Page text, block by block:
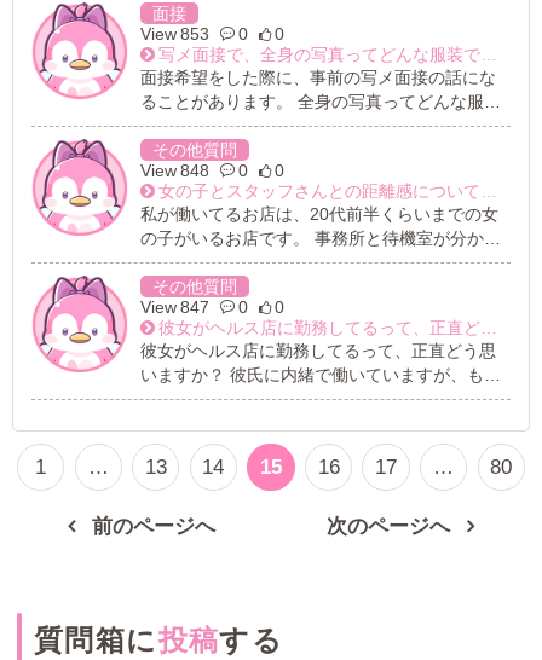
つも大事に扱っているので、毛玉や埃や汚れ等
ほぼ無く、シワや臭いもないなので、清潔感だ
けはめっちゃあります。 私のような服装でも、
面接に受かりますか？
で一日に相手する人数を決めることはできるの
でしょうか？
面接
853
0
0
写メ面接で、全身の写真ってどんな服装で撮った方がいいのでしょうか？
面接希望をした際に、事前の写メ面接の話にな
ることがあります。 全身の写真ってどんな服装
で撮った方がいいのでしょうか？
その他質問
848
0
0
女の子とスタッフさんとの距離感について教えてください。
私が働いてるお店は、20代前半くらいまでの女
の子がいるお店です。 事務所と待機室が分かれ
ているので、用事が無い限りスタッフさんの邪
魔をしたくないので待機室にいるようにしてい
ます。 何度かスタッフさんに聞きたいの事があ
ったりして事務所に行くときがあるんですが、
かまってちゃんな新人さんがスタッフさんの膝
の上に座っていたり、スタッフさんの椅子に座
てるので相談もしに行きづらいんです。 その子
が事務所に居ると、他の子も一切喋らないよう
な、呆れたような感じの空気感があるので、私
てるのかなとも思うのですが…… お店としては
か迷っています。 若いとどうしても精神年齢的
にスタッフさんに甘えたくなるのは分かるんで
その他質問
847
0
0
彼女がヘルス店に勤務してるって、正直どう思いますか？
彼女がヘルス店に勤務してるって、正直どう思
いますか？ 彼氏に内緒で働いていますが、もし
バレたら別れを切り出されるのではないかとヒ
なんでしょうか？（同棲中です） 気付いても、
黙っていたりすることはあるのでしょうか？
1 … 13 14 15 16 17 … 80
前のページへ 次のページへ
質問箱に投稿する